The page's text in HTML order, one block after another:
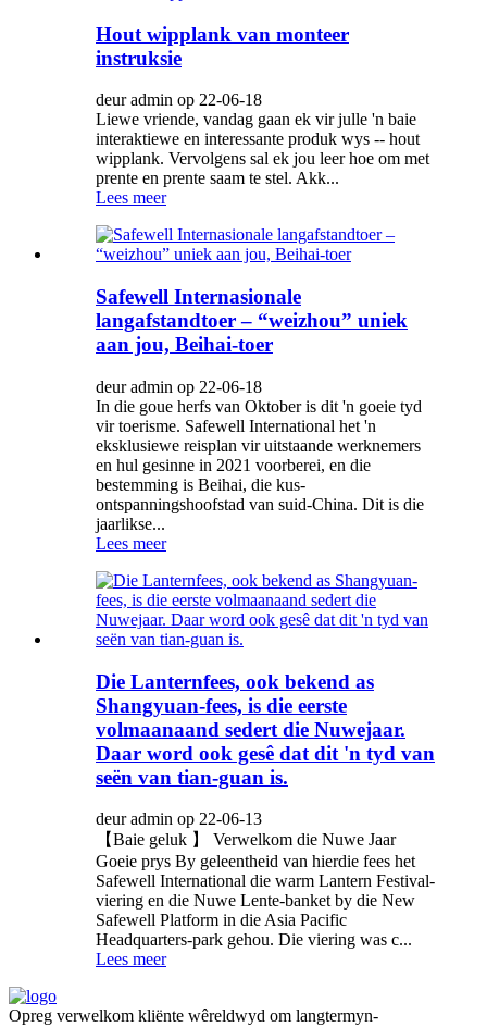
Hout wipplank van monteer
instruksie
deur admin op 22-06-18
Liewe vriende, vandag gaan ek vir julle 'n baie
interaktiewe en interessante produk wys -- hout
wipplank. Vervolgens sal ek jou leer hoe om met
prente en prente saam te stel. Akk...
Lees meer
Safewell Internasionale
langafstandtoer – “weizhou” uniek
aan jou, Beihai-toer
deur admin op 22-06-18
In die goue herfs van Oktober is dit 'n goeie tyd
vir toerisme. Safewell International het 'n
eksklusiewe reisplan vir uitstaande werknemers
en hul gesinne in 2021 voorberei, en die
bestemming is Beihai, die kus-
ontspanningshoofstad van suid-China. Dit is die
jaarlikse...
Lees meer
Die Lanternfees, ook bekend as
Shangyuan-fees, is die eerste
volmaanaand sedert die Nuwejaar.
Daar word ook gesê dat dit 'n tyd van
seën van tian-guan is.
deur admin op 22-06-13
【Baie geluk 】 Verwelkom die Nuwe Jaar
Goeie prys By geleentheid van hierdie fees het
Safewell International die warm Lantern Festival-
viering en die Nuwe Lente-banket by die New
Safewell Platform in die Asia Pacific
Headquarters-park gehou. Die viering was c...
Lees meer
Opreg verwelkom kliënte wêreldwyd om langtermyn-